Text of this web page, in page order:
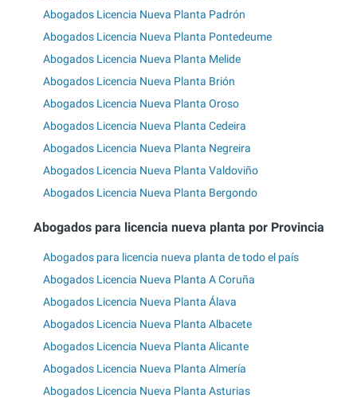
Abogados Licencia Nueva Planta Padrón
Abogados Licencia Nueva Planta Pontedeume
Abogados Licencia Nueva Planta Melide
Abogados Licencia Nueva Planta Brión
Abogados Licencia Nueva Planta Oroso
Abogados Licencia Nueva Planta Cedeira
Abogados Licencia Nueva Planta Negreira
Abogados Licencia Nueva Planta Valdoviño
Abogados Licencia Nueva Planta Bergondo
Abogados para licencia nueva planta por Provincia
Abogados para licencia nueva planta de todo el país
Abogados Licencia Nueva Planta A Coruña
Abogados Licencia Nueva Planta Álava
Abogados Licencia Nueva Planta Albacete
Abogados Licencia Nueva Planta Alicante
Abogados Licencia Nueva Planta Almería
Abogados Licencia Nueva Planta Asturias